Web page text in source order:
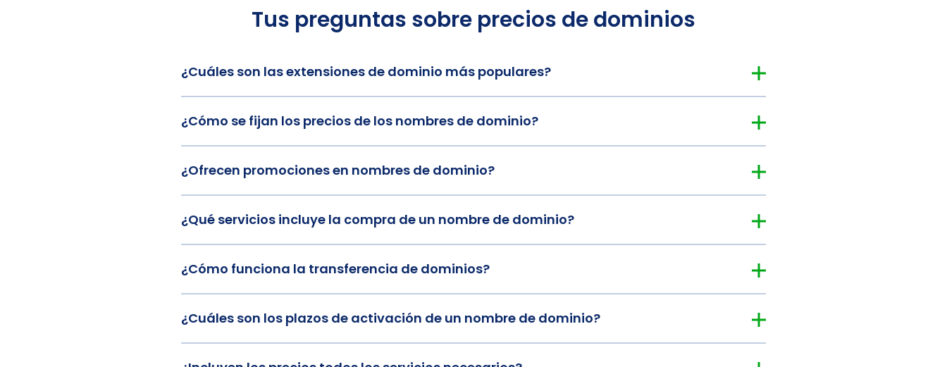
Tus preguntas sobre precios de dominios
¿Cuáles son las extensiones de dominio más populares?
¿Cómo se fijan los precios de los nombres de dominio?
¿Ofrecen promociones en nombres de dominio?
¿Qué servicios incluye la compra de un nombre de dominio?
¿Cómo funciona la transferencia de dominios?
¿Cuáles son los plazos de activación de un nombre de dominio?